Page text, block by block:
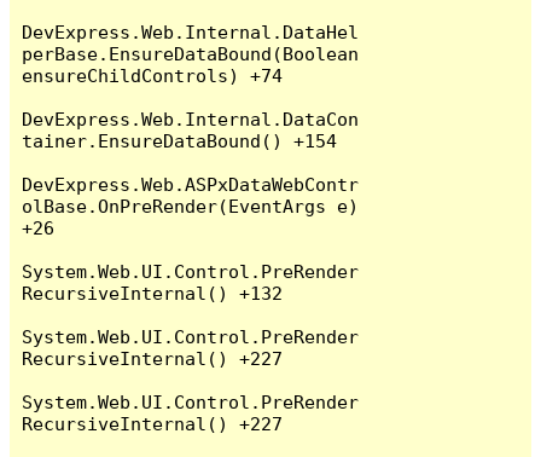
DevExpress.Web.Internal.DataHel
perBase.EnsureDataBound(Boolean
ensureChildControls) +74
DevExpress.Web.Internal.DataCon
tainer.EnsureDataBound() +154
DevExpress.Web.ASPxDataWebContr
olBase.OnPreRender(EventArgs e)
+26
System.Web.UI.Control.PreRender
RecursiveInternal() +132
System.Web.UI.Control.PreRender
RecursiveInternal() +227
System.Web.UI.Control.PreRender
RecursiveInternal() +227